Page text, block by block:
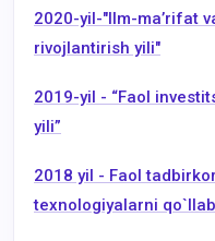
2020-yil-"Ilm-maʼrifat
rivojlantirish yili"
2019-yil - “Faol
yili”
2018 yil - Faol
texnologiyalarni